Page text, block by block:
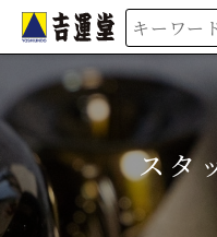
吉運堂
スタ